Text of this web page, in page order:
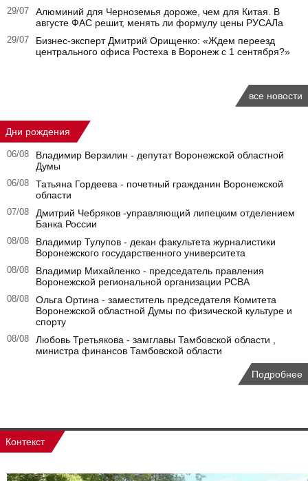
29/07
Алюминий для Черноземья дороже, чем для Китая. В
августе ФАС решит, менять ли формулу цены РУСАЛа
29/07
Бизнес-эксперт Дмитрий Орищенко: «Ждем переезд
центрального офиса Ростеха в Воронеж с 1 сентября?»
все новости
Дни рождения
06/08
Владимир Верзилин - депутат Воронежской областной
Думы
06/08
Татьяна Гордеева - почетный гражданин Воронежской
области
07/08
Дмитрий Чебряков -управляющий липецким отделением
Банка России
08/08
Владимир Тулупов - декан факультета журналистики
Воронежского государственного университета
08/08
Владимир Михайленко - председатель правления
Воронежской региональной организации РСВА
08/08
Ольга Ортина - заместитель председателя Комитета
Воронежской областной Думы по физической культуре и
спорту
08/08
Любовь Третьякова - замглавы Тамбовской области ,
министра финансов Тамбовской области
Подробнее
Контекст